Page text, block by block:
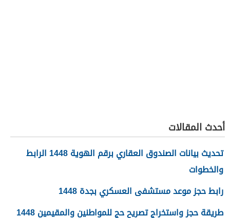
أحدث المقالات
تحديث بيانات الصندوق العقاري برقم الهوية 1448 الرابط
والخطوات
رابط حجز موعد مستشفى العسكري بجدة 1448
طريقة حجز واستخراج تصريح حج للمواطنين والمقيمين 1448